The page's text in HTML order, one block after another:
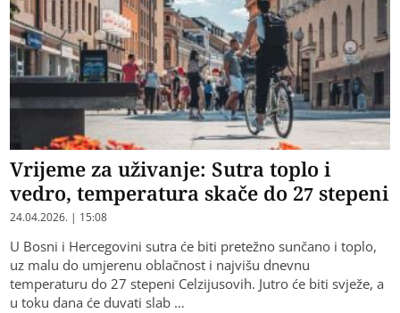
Vrijeme za uživanje: Sutra toplo i
vedro, temperatura skače do 27 stepeni
24.04.2026. | 15:08
U Bosni i Hercegovini sutra će biti pretežno sunčano i toplo,
uz malu do umjerenu oblačnost i najvišu dnevnu
temperaturu do 27 stepeni Celzijusovih. Jutro će biti svježe, a
u toku dana će duvati slab …